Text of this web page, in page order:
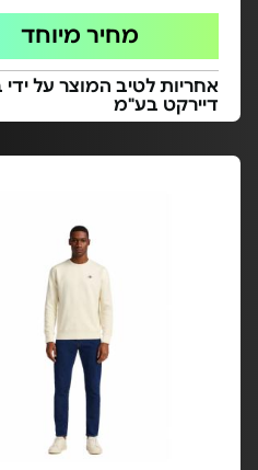
מחיר מיוחד
אחריות לטיב המוצר על ידי
דיירקט בע"מ